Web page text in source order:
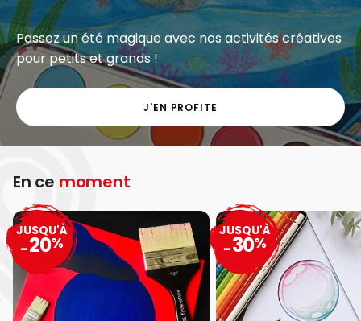
Passez un été magique avec nos activités créatives
pour petits et grands !
J'EN PROFITE
En ce moment
JUSQU'À
-20%
JUSQU'À
-30%